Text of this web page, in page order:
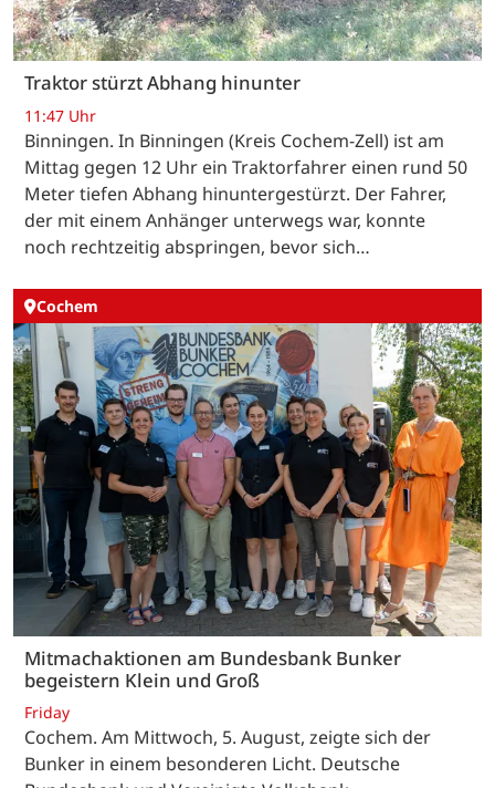
Traktor stürzt Abhang hinunter
11:47 Uhr
Binningen. In Binningen (Kreis Cochem-Zell) ist am
Mittag gegen 12 Uhr ein Traktorfahrer einen rund 50
Meter tiefen Abhang hinuntergestürzt. Der Fahrer,
der mit einem Anhänger unterwegs war, konnte
noch rechtzeitig abspringen, bevor sich…
Cochem
Mitmachaktionen am Bundesbank Bunker
begeistern Klein und Groß
Friday
Cochem. Am Mittwoch, 5. August, zeigte sich der
Bunker in einem besonderen Licht. Deutsche